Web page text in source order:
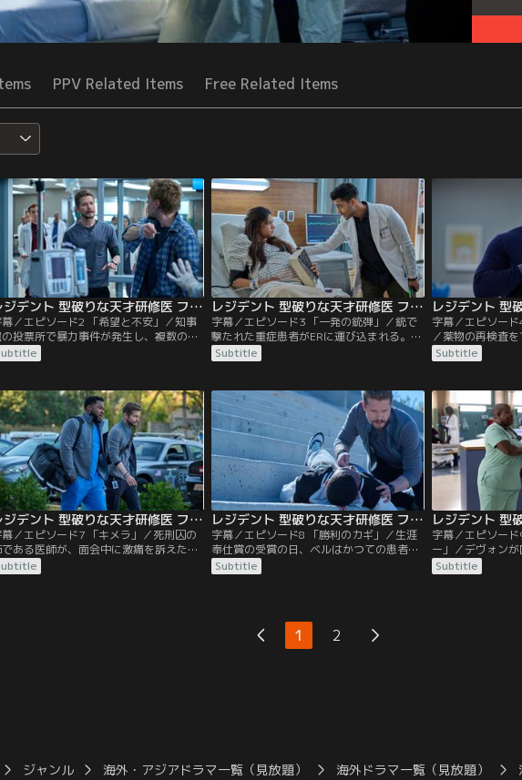
PPV Related Items Free Related Items
レジデント 型破りな天才研修医 ファイナル・シーズン 第02話／字幕
幕／エピソード2 「希望と不安」／知事
投票所で暴力事件が発生し、複数の被
がチャステインに運び込まれる。コン
ドは攻撃的な患者の共通点を見出し、
す。一方、別の患者の肺が機能不全に
、医師たちは深刻な問題に直面する。
レジデント 型破りな天才研修医 ファイナル・シーズン 第03話／字幕
字幕／エピソード3 「一発の銃弾」／銃で
撃たれた重症患者がERに運び込まれる。酷
く内臓が損傷していたため、複数の医師が
処置に携わる。一方、コンラッドは職員全
れる。そして、パドマは不安を抱えながら
帝王切開の準備を始める。
Subtitle
字幕／エピソー
／薬物の再検査
は禁断症状を隠
不明の患者の手
テコンドーの黄
のないジジと一
Subtitle
レジデント 型破りな天才研修医 ファイナル・シーズン 第07話／字幕
幕／エピソード7 「キメラ」／死刑囚の
である医師が、面会中に激痛を訴えた弟
察許可を得られず、旧友のオースティ
コンラッドが診察のために呼び出され
レジデント 型破りな天才研修医 ファイナル・シーズン 第08話／字幕
字幕／エピソード8 「勝利のカギ」／生涯
奉仕賞の受賞の日、ベルはかつての患者か
ら召喚状を受けとる。一方、10代の少年が
不審な薬で意識を失ってチャステインに搬
聞いたコンラッドは調査を開始する。
Subtitle
字幕／エピソー
ー」／デヴォン
植手術の準備を
から手術を撮影
Subtitle
1 2
ジャンル 海外・アジアドラマ一覧（見放題） 海外ドラマ一覧（見放題）